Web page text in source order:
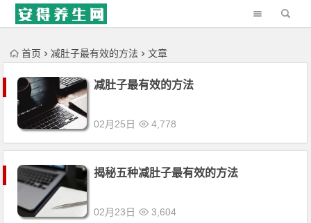
'); })();
首页 减肚子最有效的方法 文章
减肚子最有效的方法
02月25日 4,778
揭秘五种减肚子最有效的方法
02月23日 3,604